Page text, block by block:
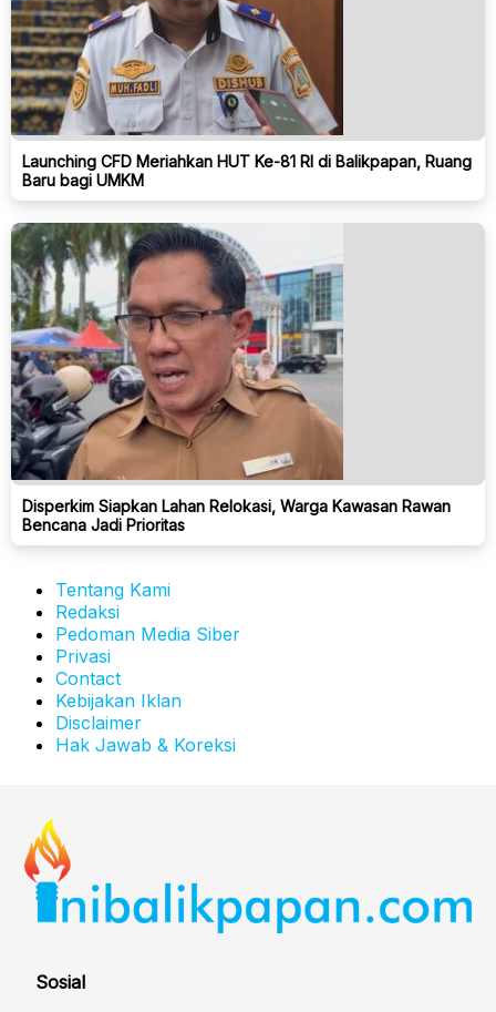
Launching CFD Meriahkan HUT Ke-81 RI di Balikpapan, Ruang
Baru bagi UMKM
Disperkim Siapkan Lahan Relokasi, Warga Kawasan Rawan
Bencana Jadi Prioritas
Tentang Kami
Redaksi
Pedoman Media Siber
Privasi
Contact
Kebijakan Iklan
Disclaimer
Hak Jawab & Koreksi
Sosial